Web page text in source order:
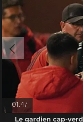
01:47
Le gardien cap-